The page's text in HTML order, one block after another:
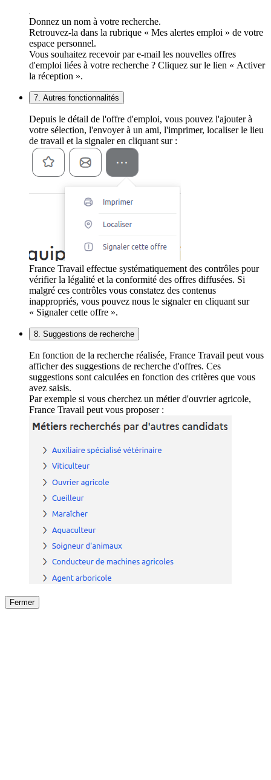
Donnez un nom à votre recherche.
Retrouvez-la dans la rubrique « Mes alertes emploi » de votre
espace personnel.
Vous souhaitez recevoir par e-mail les nouvelles offres
d'emploi liées à votre recherche ? Cliquez sur le lien « Activer
la réception ».
7. Autres fonctionnalités
Depuis le détail de l'offre d'emploi, vous pouvez l'ajouter à
votre sélection, l'envoyer à un ami, l'imprimer, localiser le lieu
de travail et la signaler en cliquant sur :
France Travail effectue systématiquement des contrôles pour
vérifier la légalité et la conformité des offres diffusées. Si
malgré ces contrôles vous constatez des contenus
inappropriés, vous pouvez nous le signaler en cliquant sur
« Signaler cette offre ».
8. Suggestions de recherche
En fonction de la recherche réalisée, France Travail peut vous
afficher des suggestions de recherche d'offres. Ces
suggestions sont calculées en fonction des critères que vous
avez saisis.
Par exemple si vous cherchez un métier d'ouvrier agricole,
France Travail peut vous proposer :
Fermer